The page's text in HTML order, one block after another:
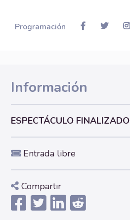
Programación
Información
ESPECTÁCULO FINALIZADO
Entrada libre
Compartir